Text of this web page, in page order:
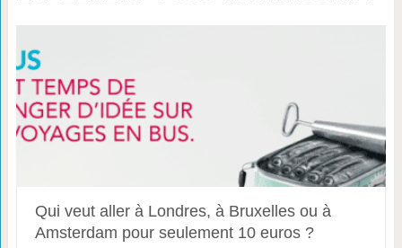
Qui veut aller à Londres, à Bruxelles ou à
Amsterdam pour seulement 10 euros ?